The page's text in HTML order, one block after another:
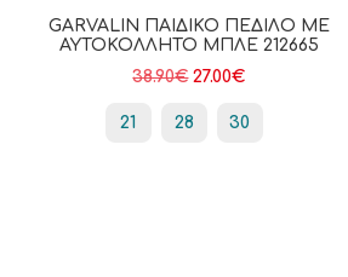
GARVALIN ΠΑΙΔΙΚΌ ΠΈΔΙΛΟ ΜΕ
ΑΥΤΟΚΌΛΛΗΤΟ ΜΠΛΕ 212665
38.90€ 27.00€
21 28 30